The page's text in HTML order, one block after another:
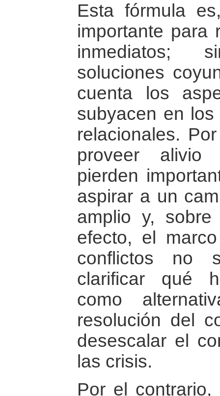
Esta fórmula
importante para
inmediatos;
soluciones
cuenta los
subyacen en
relacionales.
proveer alivio
pierden
aspirar a un
amplio y,
efecto, el
conflictos no
clarificar qué
como
resolución del
desescalar el
las crisis.
Por el